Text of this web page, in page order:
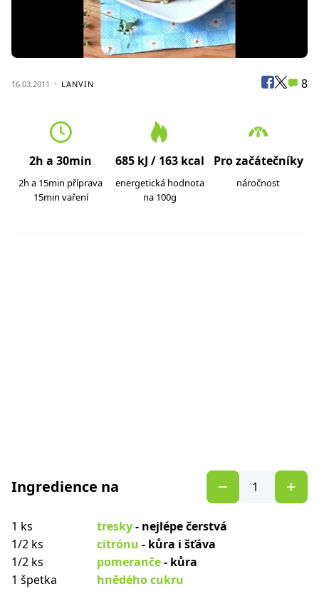
16.03.2011 LANVIN 8
2h a 30min
2h a 15min příprava
15min vaření
685 kJ / 163 kcal
energetická hodnota
na 100g
Pro začátečníky
náročnost
Ingredience na
1 ks tresky- nejlépe čerstvá
1/2 ks
citrónu - kůra i šťáva
1/2 ks
pomeranče- kůra
1 špetka
hnědého cukru